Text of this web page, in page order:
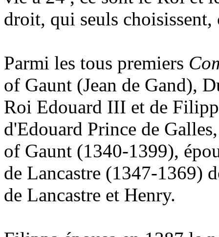
droit, qui seuls
Parmi les tous premiers
of Gaunt (Jean de Gand),
Roi Edouard III et de
d'Edouard Prince de
of Gaunt (1340-1399),
de Lancastre (1347-1369)
de Lancastre et Henry.